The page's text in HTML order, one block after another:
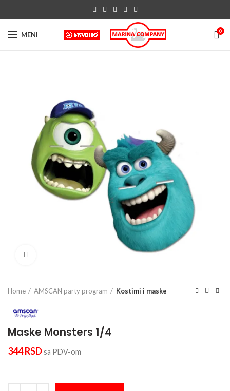
MENI 0
Home AMSCAN party program Kostimi i maske
Maske Monsters 1/4
344RSDsa PDV-om